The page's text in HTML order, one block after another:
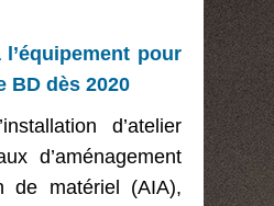
l’équipement pour
BD dès 2020
d’atelier
d’aménagement
de matériel (AIA),